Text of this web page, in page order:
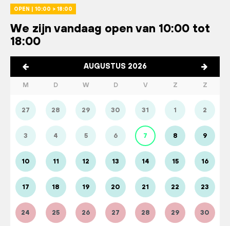
OPEN | 10:00 > 18:00
We zijn vandaag open van 10:00 tot
18:00
AUGUSTUS 2026
M D W D V Z Z
27 28 29 30 31 1 2
3 4 5 6 7 8 9
10 11 12 13 14 15 16
17 18 19 20 21 22 23
24 25 26 27 28 29 30